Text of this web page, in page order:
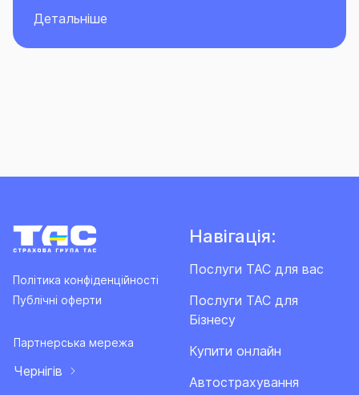
Детальніше
Політика конфіденційності
Публічні оферти
Партнерська мережа
Чернігів
Навігація:
Послуги ТАС для вас
Послуги ТАС для
Бізнесу
Купити онлайн
Автострахування